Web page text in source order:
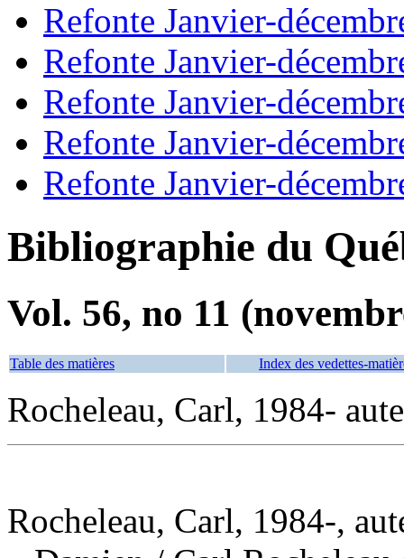
Refonte Janvier-
Refonte Janvier-
Refonte Janvier-
Refonte Janvier-
Refonte Janvier-
Bibliographie du
Vol. 56, no 11
Table des matières Index des vedettes-
Rocheleau, Carl, 1984-
Rocheleau, Carl, 1984-,